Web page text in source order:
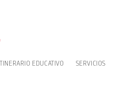
ITINERARIO EDUCATIVO SERVICIOS